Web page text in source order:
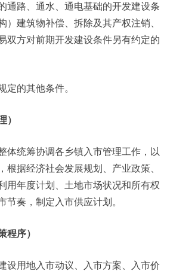
路、通水、通电基础的开发建设条
）建筑物补偿、拆除及其产权注销、
双方对前期开发建设条件另有约定的
的其他条件。
统筹协调各乡镇入市管理工作，以
根据经济社会发展规划、产业政策、
用年度计划、土地市场状况和所有权
节奏，制定入市供应计划。
序）
用地入市动议、入市方案、入市价